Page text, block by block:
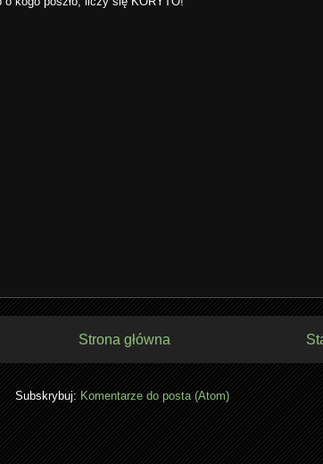
Strona główna
Subskrybuj: Komentarze do posta (Atom)